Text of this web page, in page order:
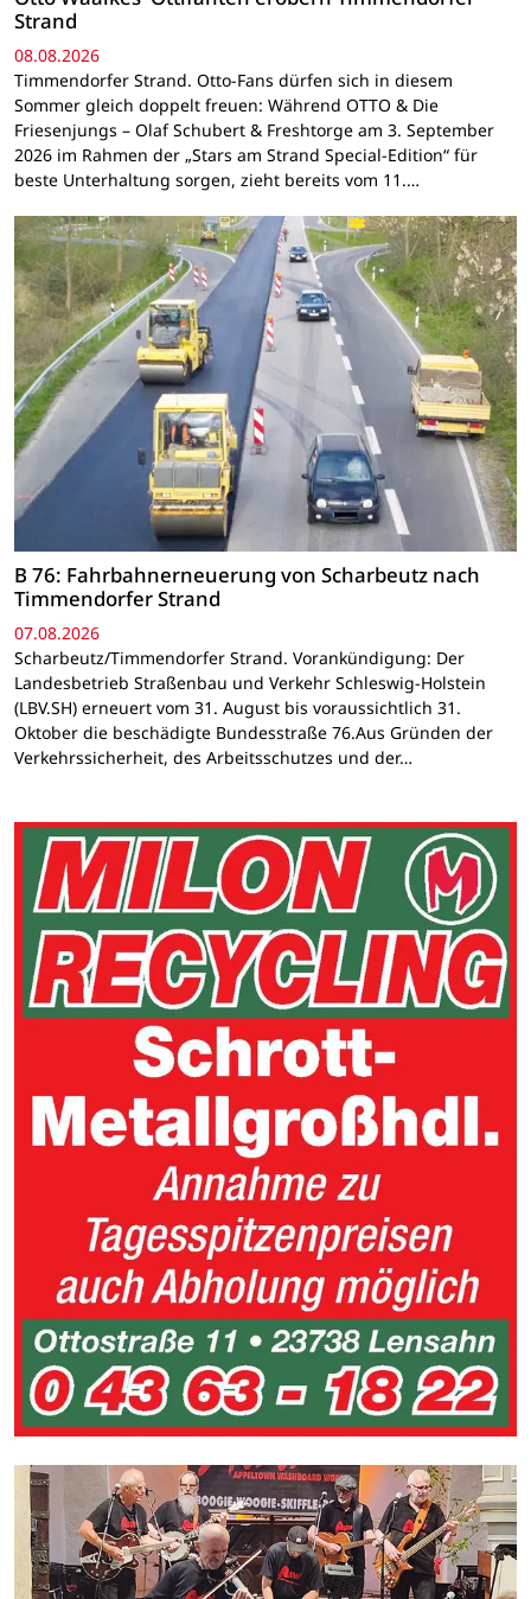
Strand
08.08.2026
Timmendorfer Strand. Otto-Fans dürfen sich in diesem
Sommer gleich doppelt freuen: Während OTTO & Die
Friesenjungs – Olaf Schubert & Freshtorge am 3. September
2026 im Rahmen der „Stars am Strand Special-Edition“ für
beste Unterhaltung sorgen, zieht bereits vom 11.…
B 76: Fahrbahnerneuerung von Scharbeutz nach
Timmendorfer Strand
07.08.2026
Scharbeutz/Timmendorfer Strand. Vorankündigung: Der
Landesbetrieb Straßenbau und Verkehr Schleswig-Holstein
(LBV.SH) erneuert vom 31. August bis voraussichtlich 31.
Oktober die beschädigte Bundesstraße 76.Aus Gründen der
Verkehrssicherheit, des Arbeitsschutzes und der…